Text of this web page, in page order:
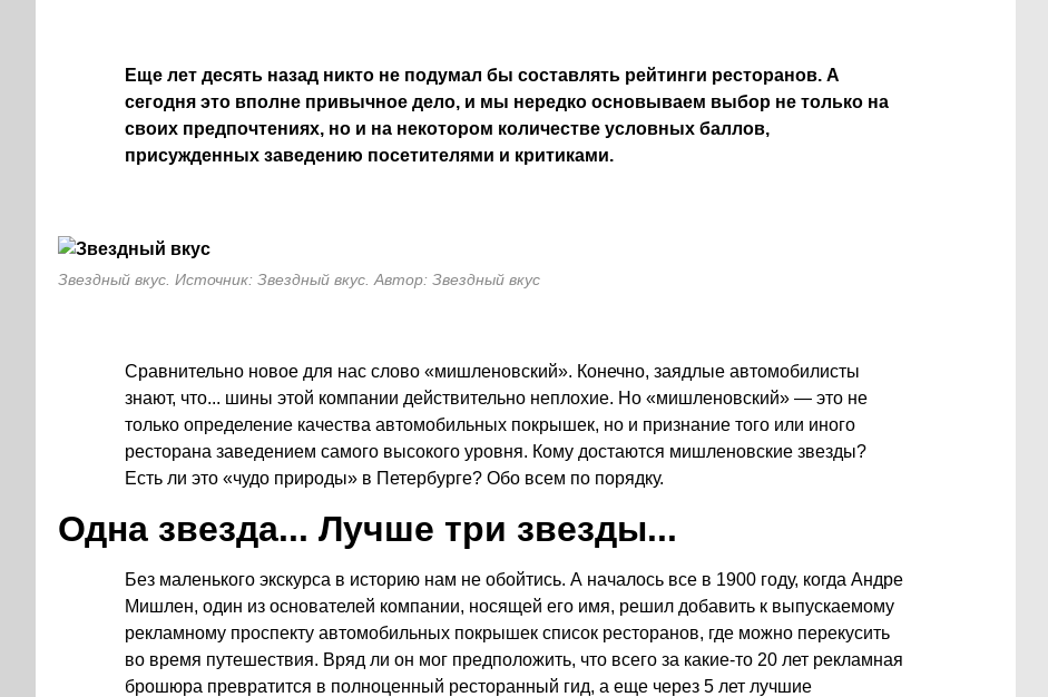
Еще лет десять назад никто не подумал бы составлять рейтинги ресторанов. А
сегодня это вполне привычное дело, и мы нередко основываем выбор не только на
своих предпочтениях, но и на некотором количестве условных баллов,
присужденных заведению посетителями и критиками.
Звездный вкус. Источник: Звездный вкус. Автор: Звездный вкус
Сравнительно новое для нас слово «мишленовский». Конечно, заядлые автомобилисты
знают, что... шины этой компании действительно неплохие. Но «мишленовский» — это не
только определение качества автомобильных покрышек, но и признание того или иного
ресторана заведением самого высокого уровня. Кому достаются мишленовские звезды?
Есть ли это «чудо природы» в Петербурге? Обо всем по порядку.
Одна звезда... Лучше три звезды...
Без маленького экскурса в историю нам не обойтись. А началось все в 1900 году, когда Андре
Мишлен, один из основателей компании, носящей его имя, решил добавить к выпускаемому
рекламному проспекту автомобильных покрышек список ресторанов, где можно перекусить
во время путешествия. Вряд ли он мог предположить, что всего за какие-то 20 лет рекламная
брошюра превратится в полноценный ресторанный гид, а еще через 5 лет лучшие